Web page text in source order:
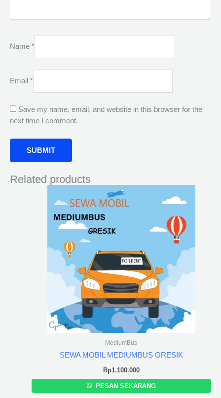
Name *
Email *
Save my name, email, and website in this browser for the
next time I comment.
Related products
MediumBus
SEWA MOBIL MEDIUMBUS GRESIK
Rp1.100.000
PESAN SEKARANG